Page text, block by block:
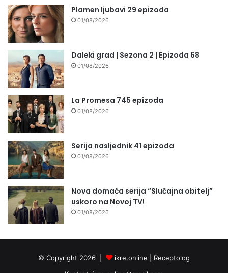
Plamen ljubavi 29 epizoda
01/08/2026
Daleki grad | Sezona 2 | Epizoda 68
01/08/2026
La Promesa 745 epizoda
01/08/2026
Serija nasljednik 41 epizoda
01/08/2026
Nova domaća serija “Slučajna obitelj”
uskoro na Novoj TV!
01/08/2026
© Copyright 2026 | ikre.online | Receptolog